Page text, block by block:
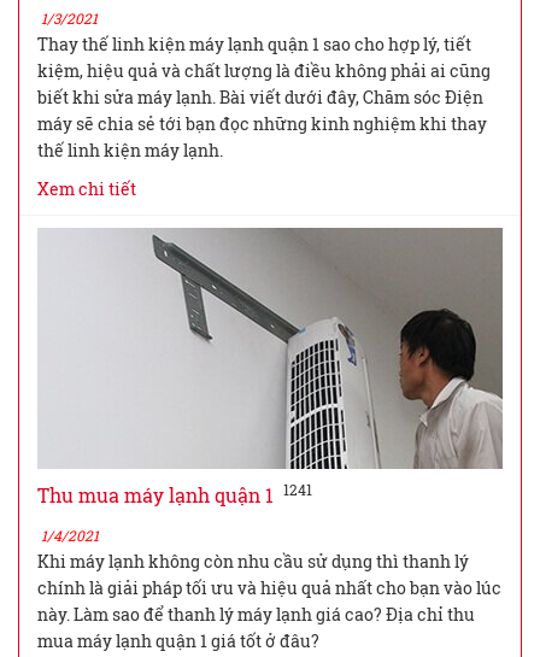
1/3/2021
Thay thế linh kiện máy lạnh quận 1 sao cho hợp lý, tiết
kiệm, hiệu quả và chất lượng là điều không phải ai cũng
biết khi sửa máy lạnh. Bài viết dưới đây, Chăm sóc Điện
máy sẽ chia sẻ tới bạn đọc những kinh nghiệm khi thay
thế linh kiện máy lạnh.
Xem chi tiết
Thu mua máy lạnh quận 1 1241
1/4/2021
Khi máy lạnh không còn nhu cầu sử dụng thì thanh lý
chính là giải pháp tối ưu và hiệu quả nhất cho bạn vào lúc
này. Làm sao để thanh lý máy lạnh giá cao? Địa chỉ thu
mua máy lạnh quận 1 giá tốt ở đâu?